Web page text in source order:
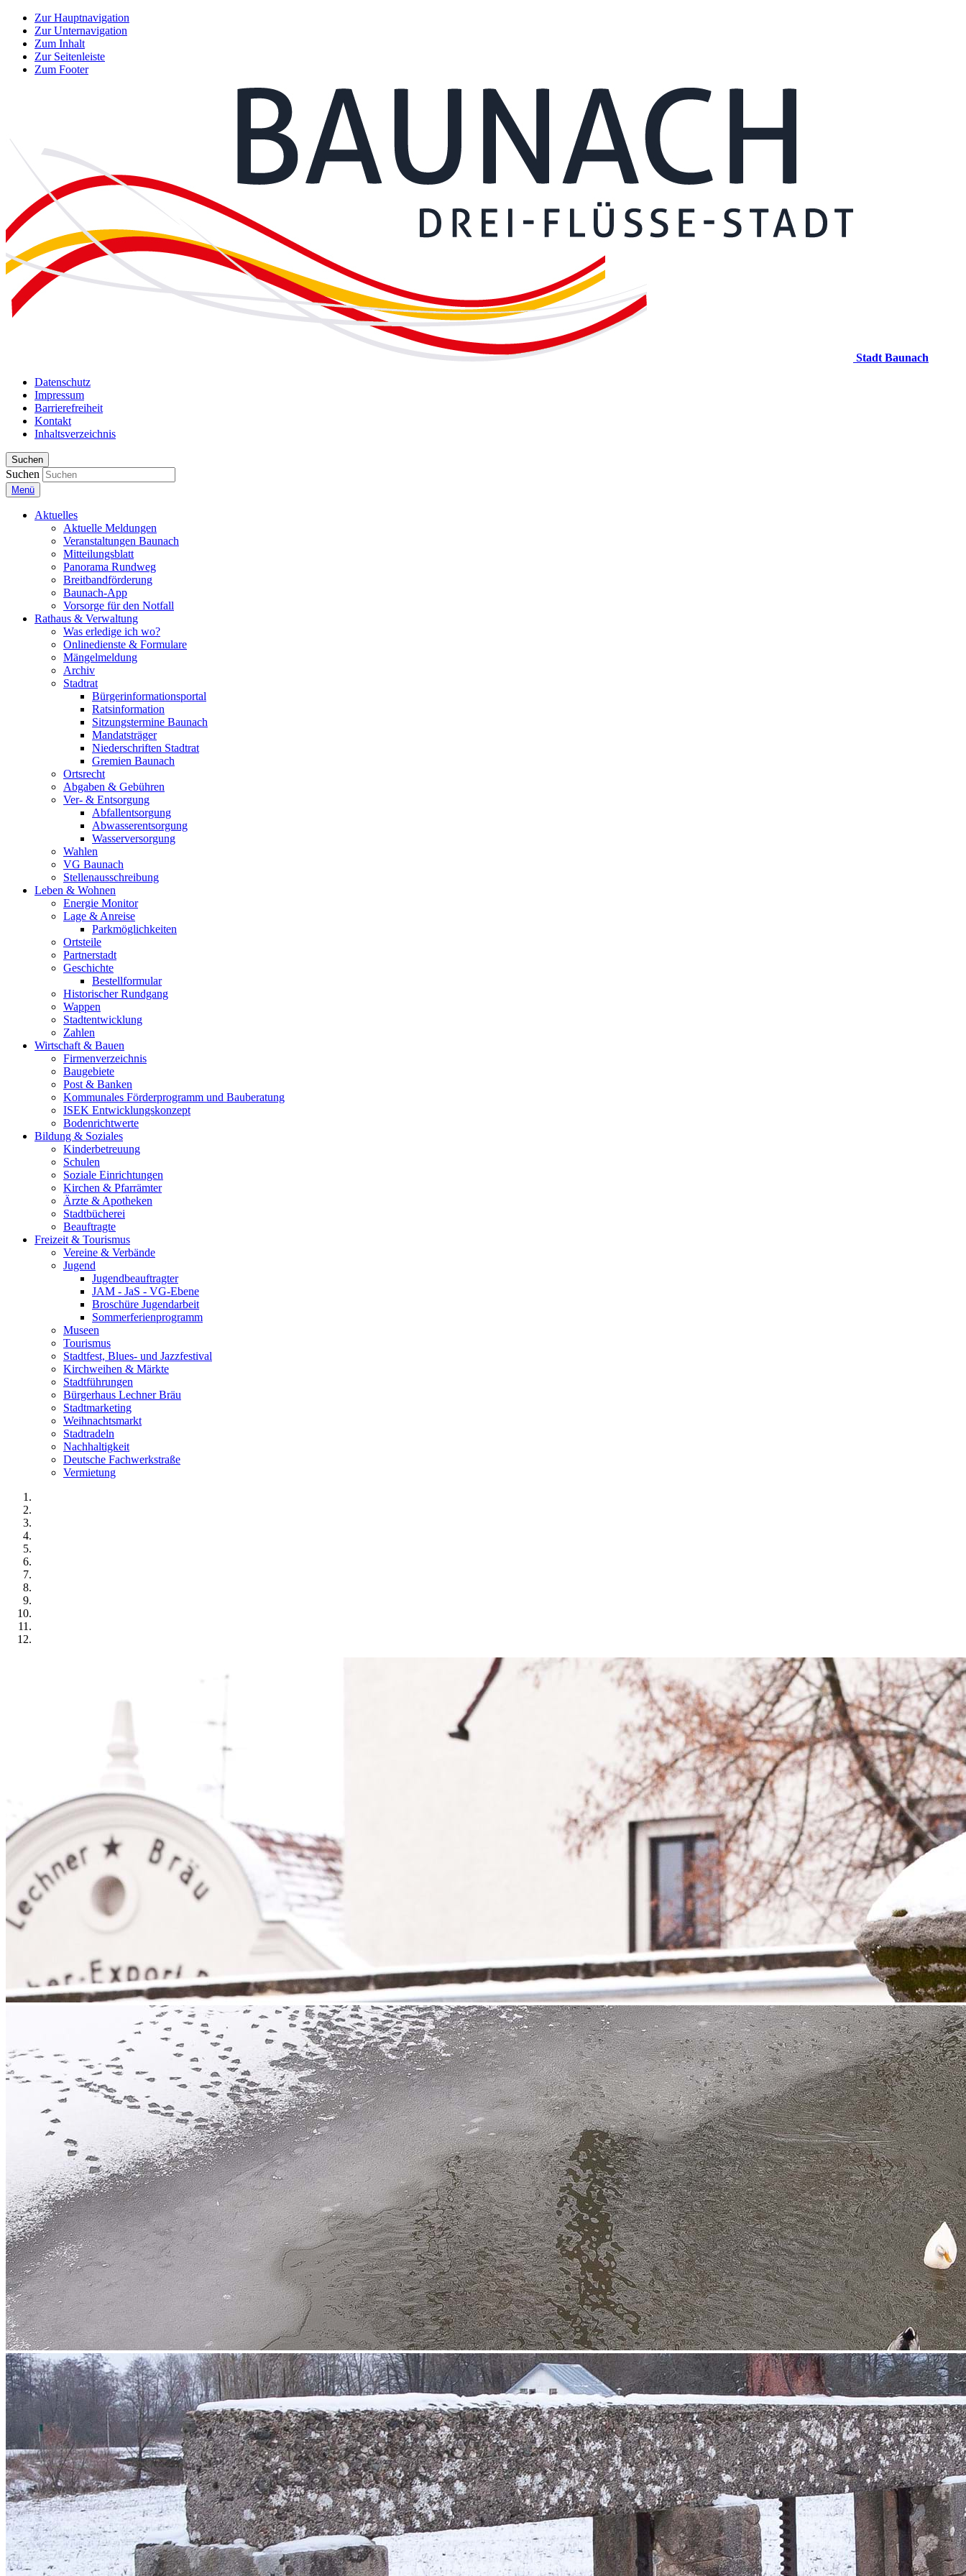
Zur Hauptnavigation
Zur Unternavigation
Zum Inhalt
Zur Seitenleiste
Zum Footer
Stadt Baunach
Datenschutz
Impressum
Barrierefreiheit
Kontakt
Inhaltsverzeichnis
Suchen
Suchen
Menü
Aktuelles
Aktuelle Meldungen
Veranstaltungen Baunach
Mitteilungsblatt
Panorama Rundweg
Breitbandförderung
Baunach-App
Vorsorge für den Notfall
Rathaus & Verwaltung
Was erledige ich wo?
Onlinedienste & Formulare
Mängelmeldung
Archiv
Stadtrat
Bürgerinformationsportal
Ratsinformation
Sitzungstermine Baunach
Mandatsträger
Niederschriften Stadtrat
Gremien Baunach
Ortsrecht
Abgaben & Gebühren
Ver- & Entsorgung
Abfallentsorgung
Abwasserentsorgung
Wasserversorgung
Wahlen
VG Baunach
Stellenausschreibung
Leben & Wohnen
Energie Monitor
Lage & Anreise
Parkmöglichkeiten
Ortsteile
Partnerstadt
Geschichte
Bestellformular
Historischer Rundgang
Wappen
Stadtentwicklung
Zahlen
Wirtschaft & Bauen
Firmenverzeichnis
Baugebiete
Post & Banken
Kommunales Förderprogramm und Bauberatung
ISEK Entwicklungskonzept
Bodenrichtwerte
Bildung & Soziales
Kinderbetreuung
Schulen
Soziale Einrichtungen
Kirchen & Pfarrämter
Ärzte & Apotheken
Stadtbücherei
Beauftragte
Freizeit & Tourismus
Vereine & Verbände
Jugend
Jugendbeauftragter
JAM - JaS - VG-Ebene
Broschüre Jugendarbeit
Sommerferienprogramm
Museen
Tourismus
Stadtfest, Blues- und Jazzfestival
Kirchweihen & Märkte
Stadtführungen
Bürgerhaus Lechner Bräu
Stadtmarketing
Weihnachtsmarkt
Stadtradeln
Nachhaltigkeit
Deutsche Fachwerkstraße
Vermietung